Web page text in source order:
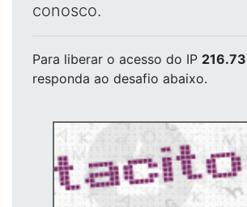
conosco.
Para liberar o acesso do IP
responda ao desafio abaixo.